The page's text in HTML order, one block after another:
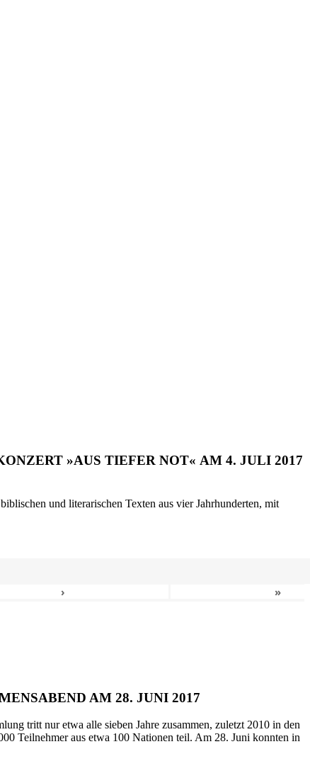
»AUS TIEFER NOT« AM 4. JULI 2017
und literarischen Texten aus vier Jahrhunderten, mit
› »
AM 28. JUNI 2017
tritt nur etwa alle sieben Jahre zusammen, zuletzt 2010 in den
Teilnehmer aus etwa 100 Nationen teil. Am 28. Juni konnten in